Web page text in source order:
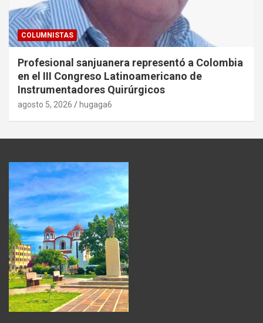
COLUMNISTAS
Profesional sanjuanera representó a Colombia
en el III Congreso Latinoamericano de
Instrumentadores Quirúrgicos
agosto 5, 2026 hugaga6